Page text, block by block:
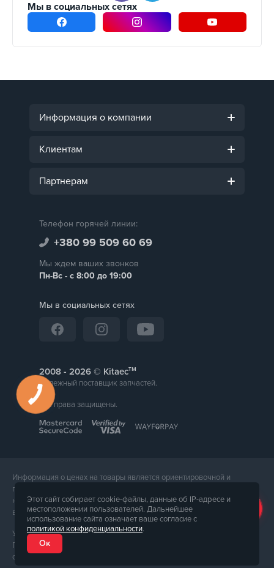
Мы в социальных сетях
Информация о компании
Клиентам
Партнерам
Телефон горячей линии:
+380 99 509 60 69
Мы ждем ваших звонков
Пн-Вс - с 8:00 до 19:00
Мы в социальных сетях
2008 - © Kitaecтм
Надежный поставщик запчастей.
Все права защищены.
Информация о ценах на товары является ориентировочной и
предоставляется для справки. Точная стоимость товара будет
названа менеджером магазина при подтверждении заказа. Внешний
вид и комплектация товара может отличаться от его фотографии.
Услуги предоставляет ФЛП Тюпа Петр Павлович, ИПН 2770105454.
Политика конфиденциальности доступна по
оферта доступна по
Этот сайт собирает cookie-файлы, данные об IP-адресе и
местоположении пользователей. Дальнейшее
использование сайта означает ваше согласие с
политикой конфиденциальности.
Ок